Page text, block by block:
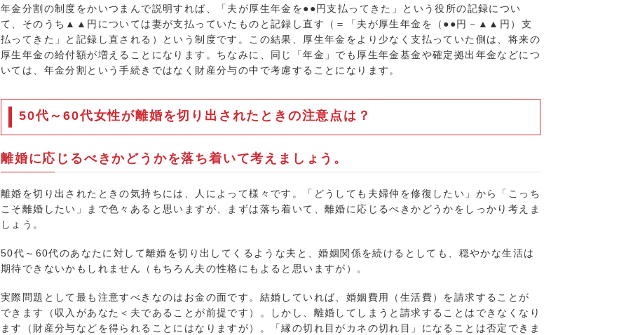
年金分割の制度をかいつまんで説明すれば、「夫が厚生年金を●●円支払ってきた」という役所の記録につい
て、そのうち▲▲円については妻が支払っていたものと記録し直す（＝「夫が厚生年金を（●●円－▲▲円）支
払ってきた」と記録し直される）という制度です。この結果、厚生年金をより少なく支払っていた側は、将来の
厚生年金の給付額が増えることになります。ちなみに、同じ「年金」でも厚生年金基金や確定拠出年金などにつ
いては、年金分割という手続きではなく財産分与の中で考慮することになります。
50代～60代女性が離婚を切り出されたときの注意点は？
離婚に応じるべきかどうかを落ち着いて考えましょう。
離婚を切り出されたときの気持ちには、人によって様々です。「どうしても夫婦仲を修復したい」から「こっち
こそ離婚したい」まで色々あると思いますが、まずは落ち着いて、離婚に応じるべきかどうかをしっかり考えま
しょう。
50代～60代のあなたに対して離婚を切り出してくるような夫と、婚姻関係を続けるとしても、穏やかな生活は
期待できないかもしれません（もちろん夫の性格にもよると思いますが）。
実際問題として最も注意すべきなのはお金の面です。結婚していれば、 婚姻費用
（生活費）を請求することが
できます（収入があなた＜夫であることが前提です）。しかし、離婚してしまうと請求することはできなくなり
ます（財産分与などを得られることにはなりますが）。「縁の切れ目がカネの切れ目」になることは否定できま